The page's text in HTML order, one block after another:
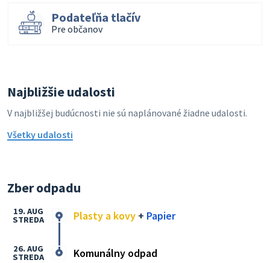
Podateľňa tlačív
Pre občanov
Najbližšie udalosti
V najbližšej budúcnosti nie sú naplánované žiadne udalosti.
Všetky udalosti
Zber odpadu
Plasty a kovy + Papier
19. AUG
STREDA
Komunálny odpad
26. AUG
STREDA